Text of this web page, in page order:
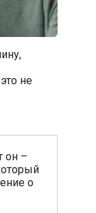
не
он –
о